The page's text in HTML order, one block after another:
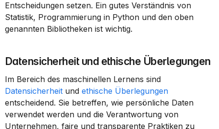
Entscheidungen setzen. Ein gutes Verständnis von
Statistik, Programmierung in Python und den oben
genannten Bibliotheken ist wichtig.
Datensicherheit und ethische Überlegungen
Datensicherheit und ethische Überlegungen
entscheidend. Sie betreffen, wie persönliche Daten
verwendet werden und die Verantwortung von
Unternehmen, faire und transparente Praktiken zu